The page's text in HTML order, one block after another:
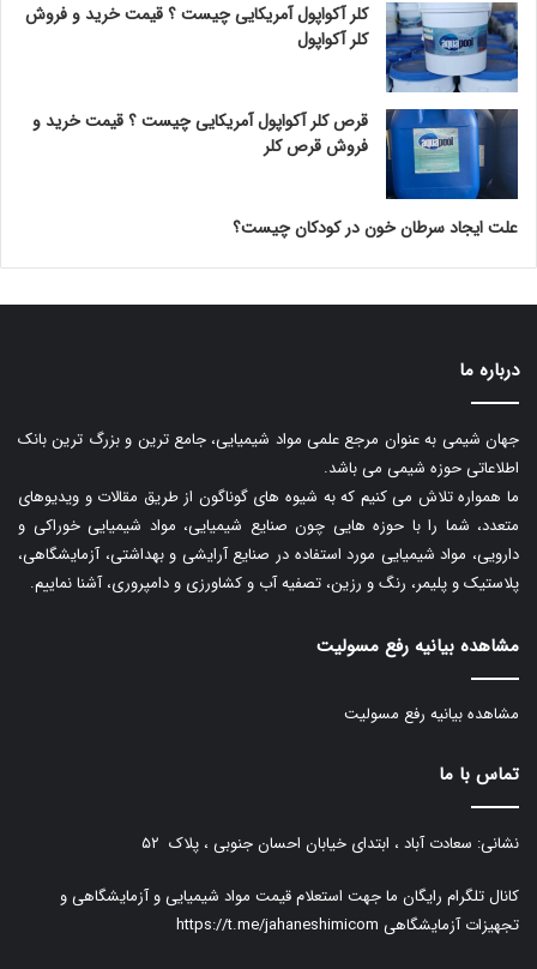
کلر آکواپول آمریکایی چیست ؟ قیمت خرید و فروش
کلر آکواپول
قرص کلر آکواپول آمریکایی چیست ؟ قیمت خرید و
فروش قرص کلر
علت ایجاد سرطان خون در کودکان چیست؟
درباره ما
جهان شیمی به عنوان مرجع علمی مواد شیمیایی، جامع ترین و بزرگ ترین بانک
اطلاعاتی حوزه شیمی می باشد.
ما همواره تلاش می کنیم که به شیوه های گوناگون از طریق مقالات و ویدیوهای
متعدد، شما را با حوزه هایی چون صنایع شیمیایی، مواد شیمیایی خوراکی و
دارویی، مواد شیمیایی مورد استفاده در صنایع آرایشی و بهداشتی، آزمایشگاهی،
پلاستیک و پلیمر، رنگ و رزین، تصفیه آب و کشاورزی و دامپروری، آشنا نماییم.
مشاهده بیانیه رفع مسولیت
مشاهده بیانیه رفع مسولیت
تماس با ما
نشانی: سعادت آباد ، ابتدای خیابان احسان جنوبی ، پلاک ۵۲
کانال تلگرام رایگان ما جهت استعلام قیمت مواد شیمیایی و آزمایشگاهی و
تجهیزات آزمایشگاهی https://t.me/jahaneshimicom